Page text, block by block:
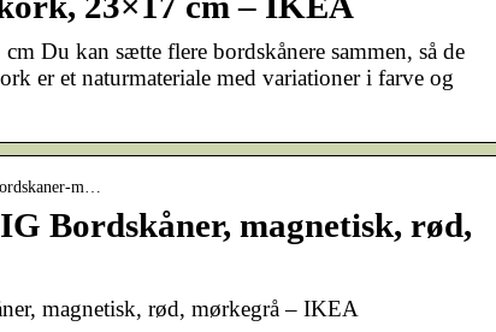
Du kan sætte flere bordskånere sammen, så de
er et naturmateriale med variationer i farve og
m…
Bordskåner, magnetisk, rød,
magnetisk, rød, mørkegrå – IKEA